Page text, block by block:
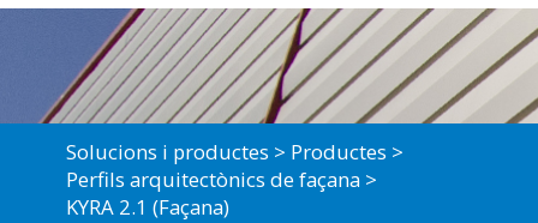
CERCAR
Solucions i productes
Productes
Perfils arquitectònics de façana
KYRA 2.1 (Façana)